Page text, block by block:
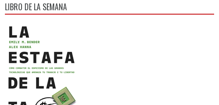
LIBRO DE LA SEMANA